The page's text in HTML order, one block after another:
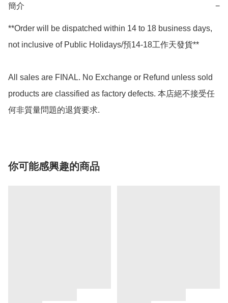
簡介 −
**Order will be dispatched within 14 to 18 business days,
not inclusive of Public Holidays/預14-18工作天發貨**
All sales are FINAL. No Exchange or Refund unless sold
products are classified as factory defects. 本店絕不接受任
何非質量問題的退貨要求.
你可能感興趣的商品